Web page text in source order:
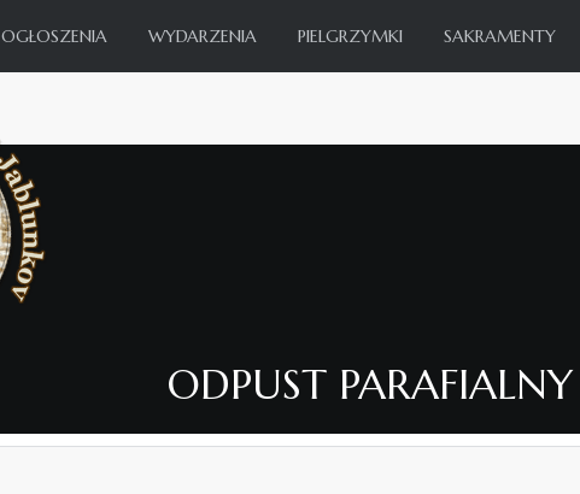
OGŁOSZENIA WYDARZENIA PIELGRZYMKI SAKRAMENTY
ODPUST PARAFIALNY